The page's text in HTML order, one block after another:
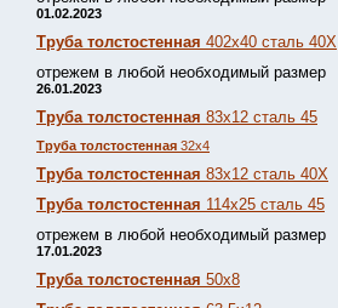
01.02.2023
Труба толстостенная 402х40 сталь 40Х
отрежем в любой необходимый размер
26.01.2023
Труба толстостенная 83х12 сталь 45
Труба толстостенная 32х4
Труба толстостенная 83х12 сталь 40Х
Труба толстостенная 114х25 сталь 45
отрежем в любой необходимый размер
17.01.2023
Труба толстостенная 50х8